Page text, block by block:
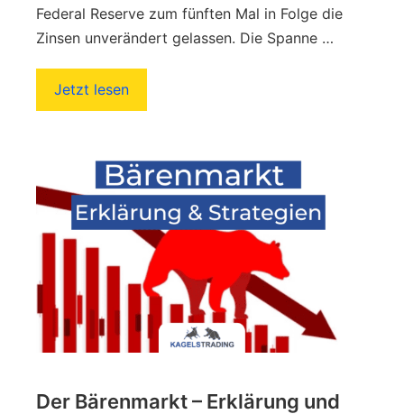
Federal Reserve zum fünften Mal in Folge die
Zinsen unverändert gelassen. Die Spanne …
Jetzt lesen
Der Bärenmarkt – Erklärung und